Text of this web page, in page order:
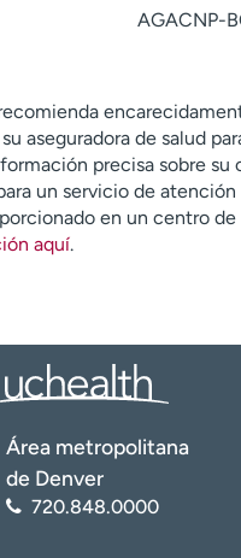
AGACNP-
aseguradora de salud
precisa sobre su
un servicio de
en un centro
aquí.
Área metropolitana
de Denver
720.848.0000